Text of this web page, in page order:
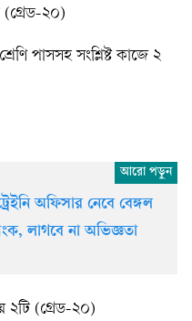
(গ্রেড-২০)
পাসসহ সংশ্লিষ্ট কাজে ২
অফিসার নেবে বেঙ্গল
লাগবে না অভিজ্ঞতা
২টি (গ্রেড-২০)